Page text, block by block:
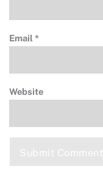
Email *
Website
Submit Comment